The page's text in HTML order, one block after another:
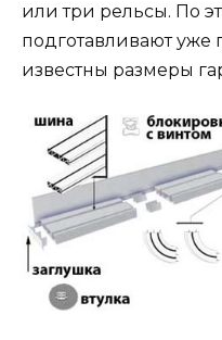
или три рельсы. По
подготавливают уже
известны размеры